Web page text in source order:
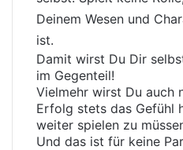
Deinem Wesen und
ist.
Damit wirst Du Dir
im Gegenteil!
Vielmehr wirst Du auch
Erfolg stets das Gefühl
weiter spielen zu
Und das ist für keine